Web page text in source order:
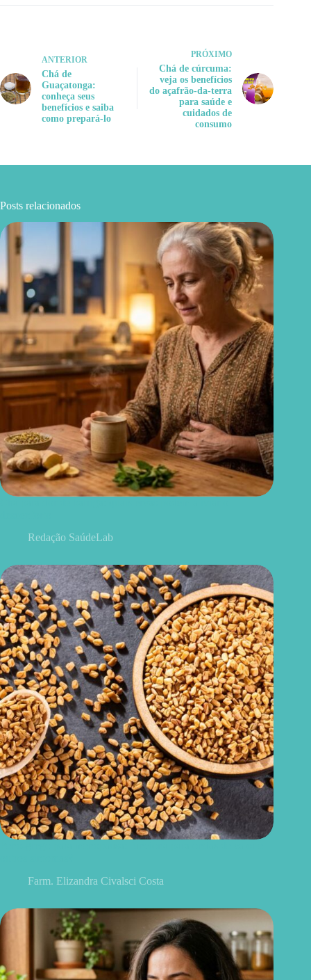
ANTERIOR
Chá de
Guaçatonga:
conheça seus
benefícios e saiba
como prepará-lo
PRÓXIMO
Chá de cúrcuma:
veja os benefícios
do açafrão-da-terra
para saúde e
cuidados de
consumo
Posts relacionados
Redação SaúdeLab
Farm. Elizandra Civalsci Costa